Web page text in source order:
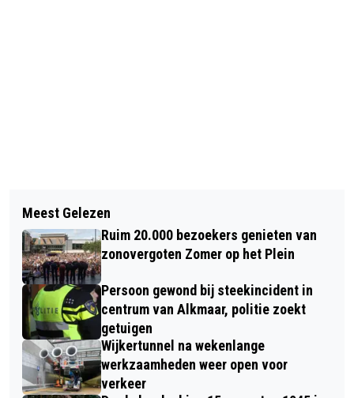
GEMEENTE: VERWIJDEREN
FOUTGEPARKEERDE FIETSEN ROND
STATION ALKMAAR
WORD WEIDEVOGEL-EXPERT BIJ FORT
BIJ KROMMENIEDIJK OF IN
HEMPOLDER BIJ AKERSLOOT
Meest Gelezen
Ruim 20.000 bezoekers genieten van
zonovergoten Zomer op het Plein
Persoon gewond bij steekincident in
centrum van Alkmaar, politie zoekt
getuigen
Wijkertunnel na wekenlange
werkzaamheden weer open voor
verkeer